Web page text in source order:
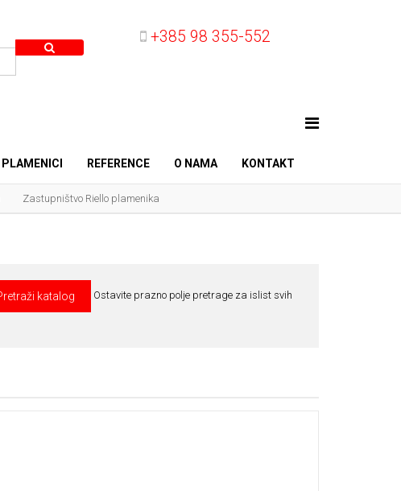
+385 98 355-552
PLAMENICI REFERENCE O NAMA KONTAKT
Zastupništvo Riello plamenika
Ostavite prazno polje pretrage za islist svih